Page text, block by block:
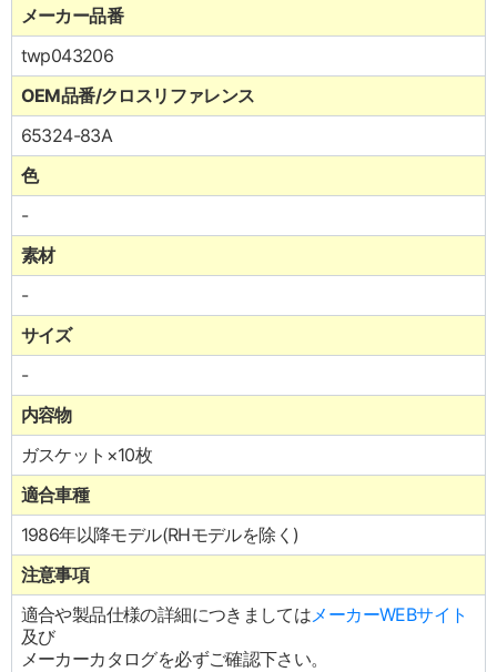
メーカー品番
twp043206
OEM品番/クロスリファレンス
65324-83A
色
-
素材
-
サイズ
-
内容物
ガスケット×10枚
適合車種
1986年以降モデル(RHモデルを除く)
注意事項
適合や製品仕様の詳細につきましてはメーカーWEBサイト
及び
メーカーカタログを必ずご確認下さい。